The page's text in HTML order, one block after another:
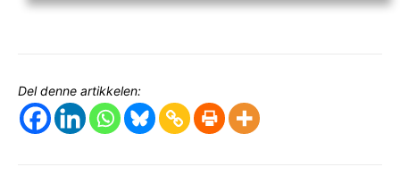
Del denne artikkelen: